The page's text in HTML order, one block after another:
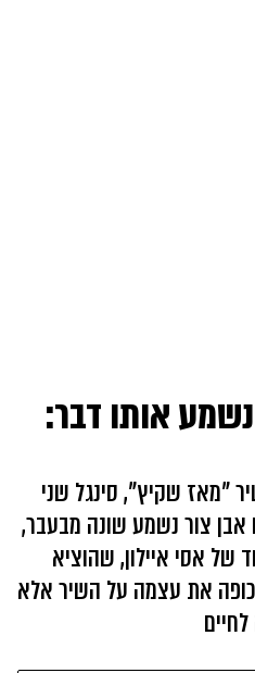
אותו דבר:
"מאז שקיץ", סינגל שני
צור נשמע שונה מבעבר,
אסי איילון, שהוציא
את עצמה על השיר אלא